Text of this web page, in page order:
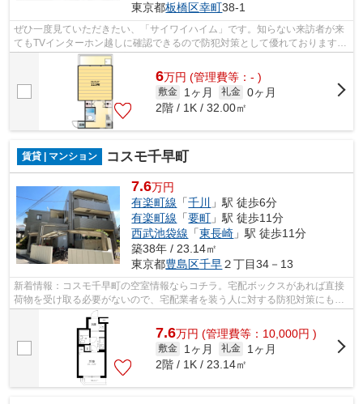
東京都板橋区幸町38-1
ぜひ一度見ていただきたい、「サイワイハイム」です。知らない来訪者が来
てもTVインターホン越しに確認できるので防犯対策として優れております。
室内設備はエアコン・独立型キッチン...
6万円 (管理費等：- )
敷金 1ヶ月 礼金 0ヶ月
2階 / 1K / 32.00㎡
賃貸 | マンション コスモ千早町
7.6万円
有楽町線 「千川
」駅 徒歩6分
有楽町線 「要町 」駅 徒歩11分
西武池袋線 「東長崎 」駅 徒歩11分
築38年 / 23.14㎡
東京都豊島区千早２丁目34－13
新着情報：コスモ千早町の空室情報ならコチラ。宅配ボックスがあれば直接
荷物を受け取る必要がないので、宅配業者を装う人に対する防犯対策にもな
り安心できます。室内設備はネット使...
7.6万円 (管理費等：10,000円 )
敷金 1ヶ月 礼金
1ヶ月
2階 / 1K / 23.14㎡